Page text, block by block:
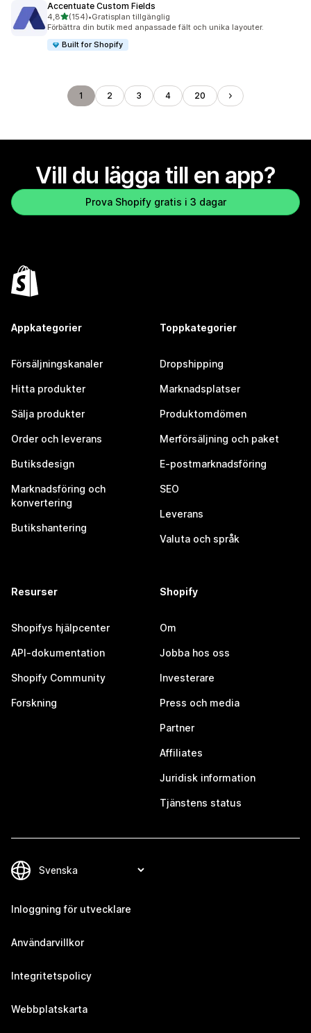
Accentuate Custom Fields
4,8av 5 stjärnor
(154)
154 recensioner totalt
•Gratisplan tillgänglig
Förbättra din butik med anpassade fält och unika layouter.
Built for Shopify
1 2 3 4 20
Vill du lägga till en app?
Prova Shopify gratis i 3 dagar
Appkategorier
Försäljningskanaler
Hitta produkter
Sälja produkter
Order och leverans
Butiksdesign
Marknadsföring och
konvertering
Butikshantering
Toppkategorier
Dropshipping
Marknadsplatser
Produktomdömen
Merförsäljning och paket
E-postmarknadsföring
SEO
Leverans
Valuta och språk
Resurser
Shopifys hjälpcenter
API-dokumentation
Shopify Community
Forskning
Shopify
Om
Jobba hos oss
Investerare
Press och media
Partner
Affiliates
Juridisk information
Tjänstens status
Inloggning för utvecklare
Användarvillkor
Integritetspolicy
Webbplatskarta